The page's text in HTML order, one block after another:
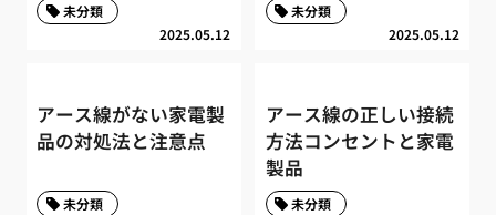
2025.05.12
未分類
2025.05.12
未分類
アース線がない家電製
品の対処法と注意点
未分類
アース線の正しい接続
方法コンセントと家電
製品
未分類